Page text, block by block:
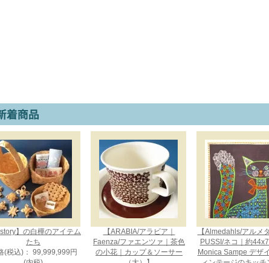
story】の白樺のアイテム
たち
(税込)： 99,999,999円
【ARABIA/アラビア｜
Faenza/ファエンツァ｜茶色
の小花｜カップ＆ソーサー
【Almedahls/アルメ
PUSSI/ネコ｜約
Monica Sampe デザ